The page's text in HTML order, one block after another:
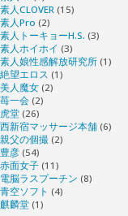
素人CLOVER (15)
素人Pro (2)
素人トーキョーH.S. (3)
素人ホイホイ (3)
素人娘性感解放研究所 (1)
絶望エロス (1)
美人魔女 (2)
苺一会 (2)
虎堂 (26)
西新宿マッサージ本舗 (6)
親父の個撮 (2)
豊彦 (54)
赤面女子 (11)
電脳ラスプーチン (8)
青空ソフト (4)
麒麟堂 (1)